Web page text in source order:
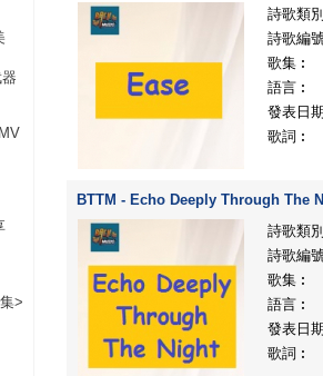
>
詩歌類
詩歌編
歌集︰
語言︰
發表日
歌詞︰
BTTM - Echo Deeply Through The
詩歌類
詩歌編
歌集︰
語言︰
發表日
歌詞︰